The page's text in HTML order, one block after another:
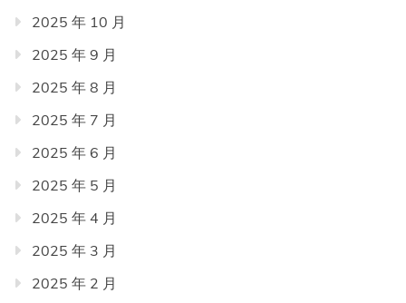
2025 年 10 月
2025 年 9 月
2025 年 8 月
2025 年 7 月
2025 年 6 月
2025 年 5 月
2025 年 4 月
2025 年 3 月
2025 年 2 月